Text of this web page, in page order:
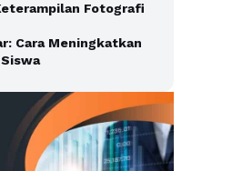
Fotografi
Cara Meningkatkan